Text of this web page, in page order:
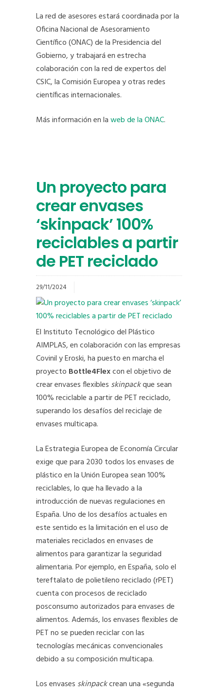
La red de asesores estará coordinada por la
Oficina Nacional de Asesoramiento
Científico (ONAC) de la Presidencia del
Gobierno, y trabajará en estrecha
colaboración con la red de expertos del
CSIC, la Comisión Europea y otras redes
científicas internacionales.
Más información en laweb de la ONAC.
Un proyecto para
crear envases
‘skinpack’ 100%
reciclables a partir
de PET reciclado
29/11/2024
El Instituto Tecnológico del Plástico
AIMPLAS, en colaboración con las empresas
Covinil y Eroski, ha puesto en marcha el
proyecto Bottle4Flexcon el objetivo de
crear envases flexibles skinpackque sean
100% reciclable a partir de PET reciclado,
superando los desafíos del reciclaje de
envases multicapa.
La Estrategia Europea de Economía Circular
exige que para 2030 todos los envases de
plástico en la Unión Europea sean 100%
reciclables, lo que ha llevado a la
introducción de nuevas regulaciones en
España. Uno de los desafíos actuales en
este sentido es la limitación en el uso de
materiales reciclados en envases de
alimentos para garantizar la seguridad
alimentaria. Por ejemplo, en España, solo el
tereftalato de polietileno reciclado (rPET)
cuenta con procesos de reciclado
posconsumo autorizados para envases de
alimentos. Además, los envases flexibles de
PET no se pueden reciclar con las
tecnologías mecánicas convencionales
debido a su composición multicapa.
Los envases skinpackcrean una «segunda